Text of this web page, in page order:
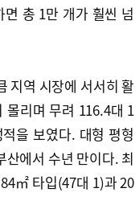
총 1만 개가 훨씬 넘
지역 시장에 서서히 활
몰리며 무려 116.4대 1
을 보였다. 대형 평형
에서 수년 만이다. 최
㎡ 타입(47대 1)과 20